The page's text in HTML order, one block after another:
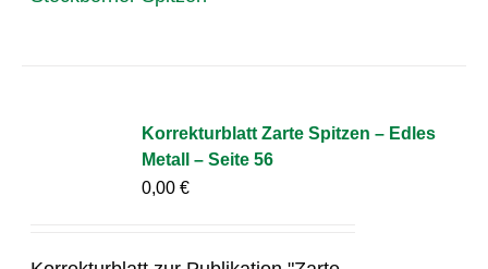
Korrekturblatt Zarte Spitzen – Edles
Metall – Seite 56
0,00€